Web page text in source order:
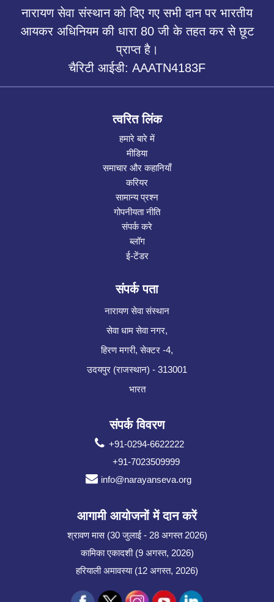
नारायण सेवा संस्थान को दिए गए सभी दान पर भारतीय
आयकर अधिनियम की धारा 80 जी के तहत कर से छूट
प्राप्त है।
चैरिटी आईडी: AAATN4183F
त्वरित लिंक
हमारे बारे में
मीडिया
समाचार और कहानियाँ
करियर
सामान्य प्रश्न
गोपनीयता नीति
संपर्क करे
ब्लॉग
ई-टेंडर
संपर्क पता
नारायण सेवा संस्थान
सेवा धाम सेवा नगर,
हिरण मगरी, सेक्टर -4,
उदयपुर (राजस्थान) - 313001
भारत
संपर्क विवरण
+91-0294-6622222
+91-7023509999
info@narayanseva.org
आगामी आयोजनों में दान करें
श्रावण मास (30 जुलाई - 28 अगस्त 2026)
कामिका एकादशी (9 अगस्त, 2026)
हरियाली अमावस्या (12 अगस्त, 2026)